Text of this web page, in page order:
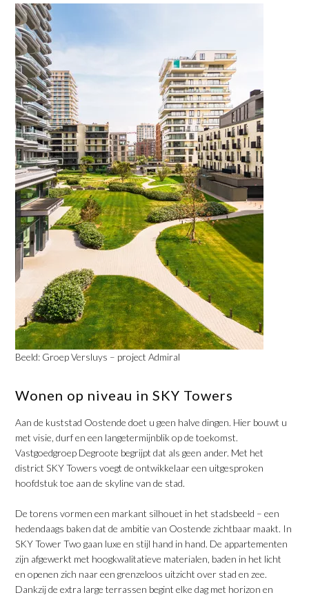
Beeld: Groep Versluys – project Admiral
​Wonen op niveau in SKY Towers
Aan de kuststad Oostende doet u geen halve dingen. Hier bouwt u
met visie, durf en een langetermijnblik op de toekomst.
Vastgoedgroep Degroote begrijpt dat als geen ander. Met het
district SKY Towers voegt de ontwikkelaar een uitgesproken
hoofdstuk toe aan de skyline van de stad.
​De torens vormen een markant silhouet in het stadsbeeld – een
hedendaags baken dat de ambitie van Oostende zichtbaar maakt. In
SKY Tower Two gaan luxe en stijl hand in hand. De appartementen
zijn afgewerkt met hoogkwalitatieve materialen, baden in het licht
en openen zich naar een grenzeloos uitzicht over stad en zee.
Dankzij de extra large terrassen begint elke dag met horizon en